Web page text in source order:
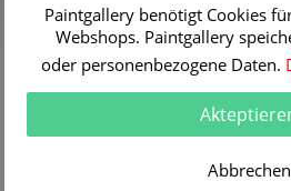
weitere Infos
Aktuelle und neue
Gemälde
Aktuelle und neue Gemälde
der großen Meister in der
weitere Infos
Paintgallery benötigt Cookies
Webshops. Paintgallery
oder personenbezogene Daten.
Abbrechen